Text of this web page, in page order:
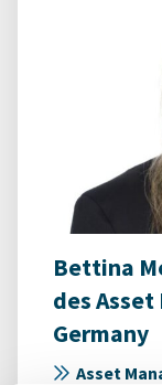
Bettina
des
Germany
Asset